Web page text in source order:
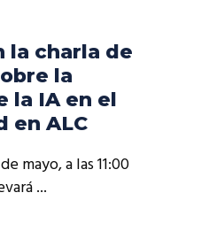
la charla de
la
la IA en el
en ALC
mayo, a las 11:00